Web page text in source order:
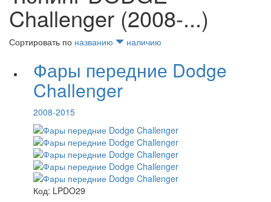
Challenger (2008-...)
Сортировать по названию наличию
Фары передние Dodge
Challenger
2008-2015
Код: LPDO29